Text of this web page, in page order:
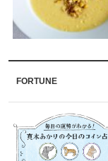
FORTUNE